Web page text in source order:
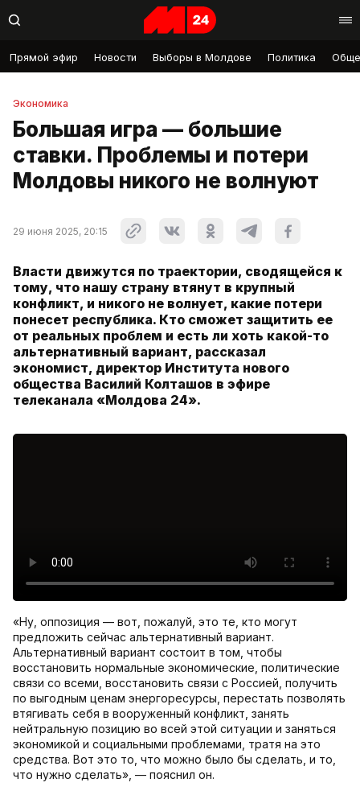
Прямой эфир Новости Выборы в Молдове Политика
Экономика
Большая игра — большие
ставки. Проблемы и потери
Молдовы никого не волнуют
29 июня 2025, 20:15
Власти движутся по траектории, сводящейся к
тому, что нашу страну втянут в крупный
конфликт, и никого не волнует, какие потери
понесет республика. Кто сможет защитить ее
от реальных проблем и есть ли хоть какой-то
альтернативный вариант, рассказал
экономист, директор Института нового
общества Василий Колташов в эфире
телеканала «Молдова 24».
«Ну, оппозиция — вот, пожалуй, это те, кто могут
предложить сейчас альтернативный вариант.
Альтернативный вариант состоит в том, чтобы
восстановить нормальные экономические, политические
связи со всеми, восстановить связи с Россией, получить
по выгодным ценам энергоресурсы, перестать позволять
втягивать себя в вооруженный конфликт, занять
нейтральную позицию во всей этой ситуации и заняться
экономикой и социальными проблемами, тратя на это
средства. Вот это то, что можно было бы сделать, и то,
что нужно сделать», — пояснил он.